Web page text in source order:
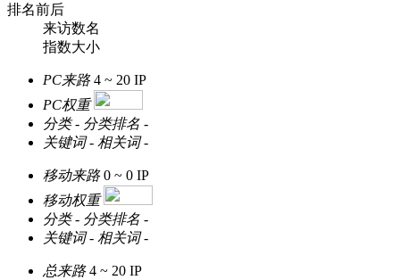
排名前后
来访数名
指数大小
PC来路 4 ~ 20 IP
PC权重
分类 - 分类排名 -
关键词 - 相关词 -
移动来路 0 ~ 0 IP
移动权重
分类 - 分类排名 -
关键词 - 相关词 -
总来路 4 ~ 20 IP